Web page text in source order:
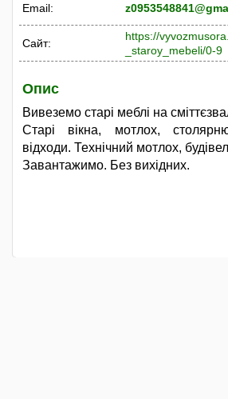
Email:
Сайт:
https://
_staroy_mebeli/0-9
Опис
Вивеземо старі меблі на
Старі вікна, мотлох,
відходи. Технічний мотлох,
Завантажимо. Без вихідних.